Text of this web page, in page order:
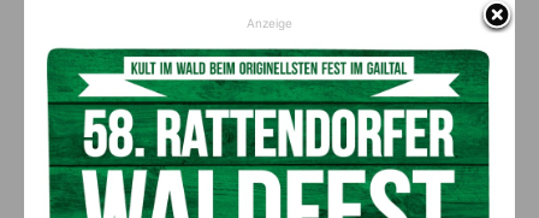
AKTUELLES
Ein langes Leben ging zu Ende: Anna
Stulier im 106. Lebensjahr verstorben
Aktuell 8. August 2026
Anzeige